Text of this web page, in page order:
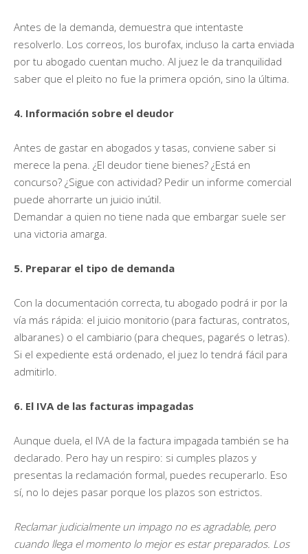
Antes de la demanda, demuestra que intentaste
resolverlo. Los correos, los burofax, incluso la carta enviada
por tu abogado cuentan mucho. Al juez le da tranquilidad
saber que el pleito no fue la primera opción, sino la última.
4. Información sobre el deudor
Antes de gastar en abogados y tasas, conviene saber si
merece la pena. ¿El deudor tiene bienes? ¿Está en
concurso? ¿Sigue con actividad? Pedir un informe comercial
puede ahorrarte un juicio inútil.
Demandar a quien no tiene nada que embargar suele ser
una victoria amarga.
5. Preparar el tipo de demanda
Con la documentación correcta, tu abogado podrá ir por la
vía más rápida: el juicio monitorio (para facturas, contratos,
albaranes) o el cambiario (para cheques, pagarés o letras).
Si el expediente está ordenado, el juez lo tendrá fácil para
admitirlo.
6. El IVA de las facturas impagadas
Aunque duela, el IVA de la factura impagada también se ha
declarado. Pero hay un respiro: si cumples plazos y
presentas la reclamación formal, puedes recuperarlo. Eso
sí, no lo dejes pasar porque los plazos son estrictos.
Reclamar judicialmente un impago no es agradable, pero
cuando llega el momento lo mejor es estar preparados. Los